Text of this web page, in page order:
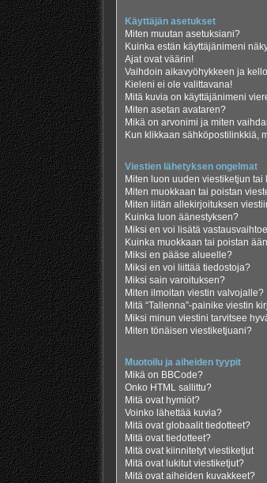
Käyttäjän asetukset
Miten muutan asetuksiani?
Kuinka estän käyttäjänimeni
Ajat ovat väärin!
Vaihdoin aikavyöhykkeen ja
Kieleni ei ole valittavana!
Mitä kuvia on käyttäjänimeni
Miten asetan avataren?
Mikä on arvonimi ja miten
Kun klikkaan sähköpostilinkkiä,
Viestien lähetyksen ongelmat
Miten luon uuden viestiketjun
Miten muokkaan tai poistan
Miten liitän allekirjoituksen
Kuinka luon äänestyksen?
Miksi en voi lisätä
Kuinka muokkaan tai poistan
Miksi en pääse alueelle?
Miksi en voi liittää tiedostoja?
Miksi sain varoituksen?
Miten ilmoitan viestin valvojalle?
Mitä “Tallenna”-painike viestin
Miksi minun viestini tarvitsee
Miten tönäisen viestiketjuani?
Muotoilu ja aiheiden tyypit
Mikä on BBCode?
Onko HTML sallittu?
Mitä ovat hymiöt?
Voinko lähettää kuvia?
Mitä ovat globaalit tiedotteet?
Mitä ovat tiedotteet?
Mitä ovat kiinnitetyt viestiketjut
Mitä ovat lukitut viestiketjut?
Mitä ovat aiheiden kuvakkeet?